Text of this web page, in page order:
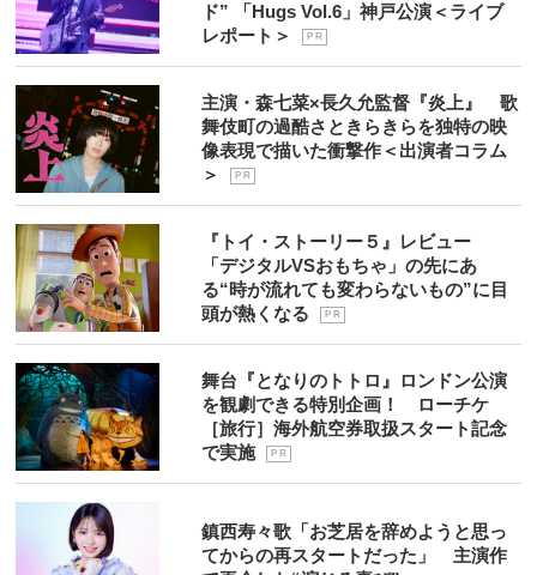
ド” 「Hugs Vol.6」神戸公演＜ライブ
レポート＞
P R
主演・森七菜×長久允監督『炎上』 歌
舞伎町の過酷さときらきらを独特の映
像表現で描いた衝撃作＜出演者コラム
＞
P R
『トイ・ストーリー５』レビュー
「デジタルVSおもちゃ」の先にあ
る“時が流れても変わらないもの”に目
頭が熱くなる
P R
舞台『となりのトトロ』ロンドン公演
を観劇できる特別企画！ ローチケ
［旅行］海外航空券取扱スタート記念
で実施
P R
鎮西寿々歌「お芝居を辞めようと思っ
てからの再スタートだった」 主演作